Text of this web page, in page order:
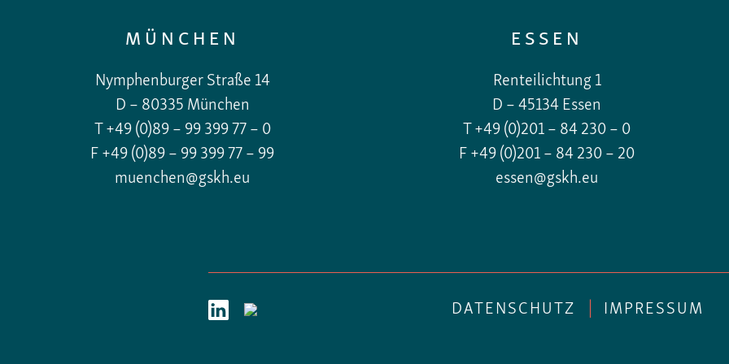
MÜNCHEN
Nymphenburger Straße 14
D – 80335 München
T +49 (0)89 – 99 399 77 – 0
F +49 (0)89 – 99 399 77 – 99
muenchen@gskh.eu
ESSEN
Renteilichtung 1
D – 45134 Essen
T +49 (0)201 – 84 230 – 0
F +49 (0)201 – 84 230 – 20
essen@gskh.eu
DATENSCHUTZ IMPRESSUM